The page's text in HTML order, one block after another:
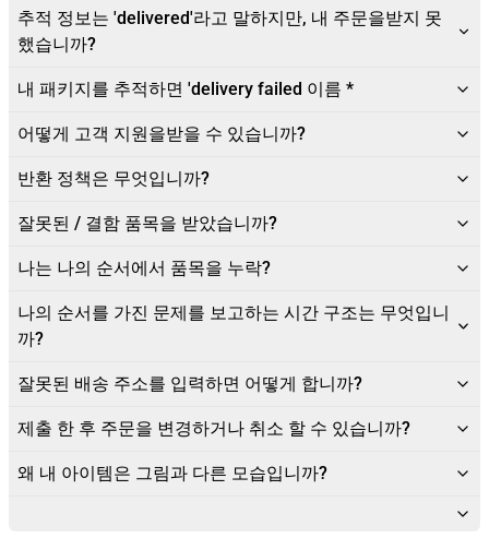
추적 정보는 'delivered'라고 말하지만, 내 주문을받지 못
했습니까?
내 패키지를 추적하면 'delivery failed 이름 *
어떻게 고객 지원을받을 수 있습니까?
반환 정책은 무엇입니까?
잘못된 / 결함 품목을 받았습니까?
나는 나의 순서에서 품목을 누락?
나의 순서를 가진 문제를 보고하는 시간 구조는 무엇입니
까?
잘못된 배송 주소를 입력하면 어떻게 합니까?
제출 한 후 주문을 변경하거나 취소 할 수 있습니까?
왜 내 아이템은 그림과 다른 모습입니까?